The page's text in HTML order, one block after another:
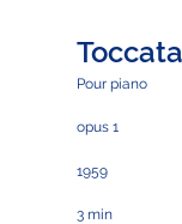
Toccata
Pour piano
opus 1
1959
3 min